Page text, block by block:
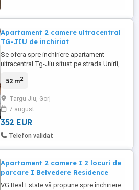
Apartament 2 camere ultracentral
TG-JIU de inchiriat
Se ofera spre inchiriere apartament
ultracentral Tg-Jiu situat pe strada Unirii,
Vladimirescu, la etajul 6 din 7 cu lift
este renovat(gresie, faianta parchet, usa
metalica la intrare, termopane,etc), total
utilat(aragaz,hota, ...
52 m2
Targu Jiu, Gorj
7 august
352 EUR
Telefon validat
Apartament 2 camere I 2 locuri de
parcare I Belvedere Residence
VG Real Estate vă propune spre închiriere